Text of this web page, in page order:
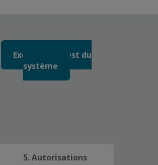
Exécuter un test du
système
5. Autorisations